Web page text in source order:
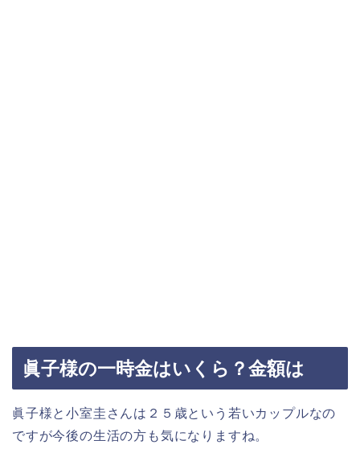
眞子様の一時金はいくら？金額は
眞子様と小室圭さんは２５歳という若いカップルなの
ですが今後の生活の方も気になりますね。